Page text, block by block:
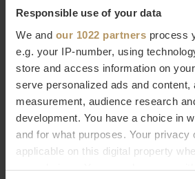
Responsible use of your data
We and our 1022 partners process
e.g. your IP-number, using
store and access information on
serve personalized ads and content,
measurement, audience research
development. You have a choice in
and for what purposes. Your privacy
applicable on this digital property
contact op met onze klantenservice
telefoon). Natuurlijk kunt u ookdirect
slechts 2 minuten. Niet helemaal
aankoop? Bij WDS krijgt u 30 dagen
Specificaties
Merk
Decor Walther
Serie
Corner